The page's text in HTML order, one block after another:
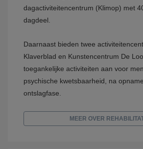
dagactiviteitencentrum (Klimop) met
dagdeel.
Daarnaast bieden twee
Klaverblad en Kunstencentrum De
toegankelijke activiteiten aan voor
psychische kwetsbaarheid, na
ontslagfase.
MEER OVER